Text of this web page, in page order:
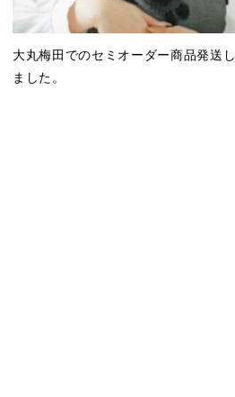
大丸梅田でのセミオーダー商品発送し
ました。